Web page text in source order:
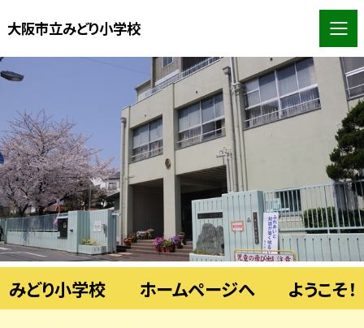
大阪市立みどり小学校
みどり小学校 ホームページへ ようこそ！